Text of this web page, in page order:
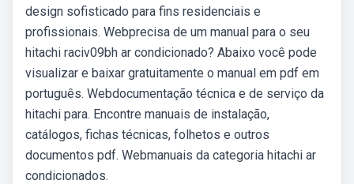
design sofisticado para fins residenciais e
profissionais. Webprecisa de um manual para o seu
hitachi raciv09bh ar condicionado? Abaixo você pode
visualizar e baixar gratuitamente o manual em pdf em
português. Webdocumentação técnica e de serviço da
hitachi para. Encontre manuais de instalação,
catálogos, fichas técnicas, folhetos e outros
documentos pdf. Webmanuais da categoria hitachi ar
condicionados.